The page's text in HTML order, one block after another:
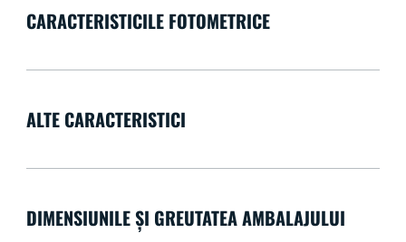
CARACTERISTICILE FOTOMETRICE
ALTE CARACTERISTICI
DIMENSIUNILE ȘI GREUTATEA AMBALAJULUI